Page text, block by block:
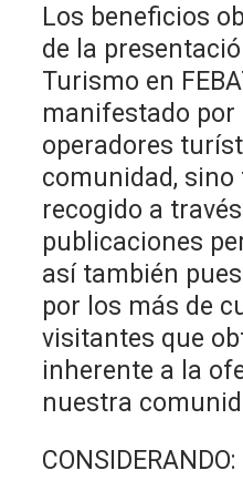
Los beneficios
de la
Turismo en
manifestado
operadores
comunidad, sino
recogido a
publicaciones
así también
por los más de
visitantes que
inherente a la
nuestra
CONSIDERANDO: